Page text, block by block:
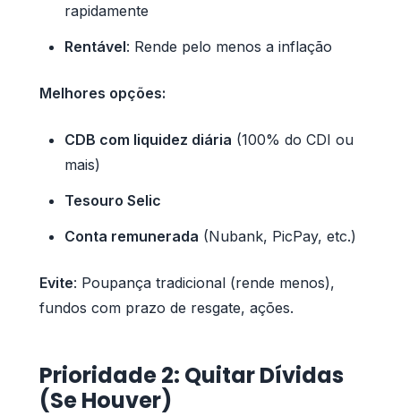
rapidamente
Rentável: Rende pelo menos a inflação
Melhores opções:
CDB com liquidez diária (100% do CDI ou
mais)
Tesouro Selic
Conta remunerada (Nubank, PicPay, etc.)
Evite: Poupança tradicional (rende menos),
fundos com prazo de resgate, ações.
Prioridade 2: Quitar Dívidas
(Se Houver)